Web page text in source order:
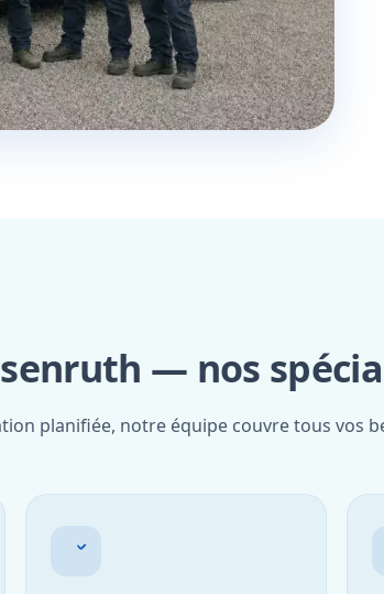
— nos
planifiée, notre équipe couvre tous vos